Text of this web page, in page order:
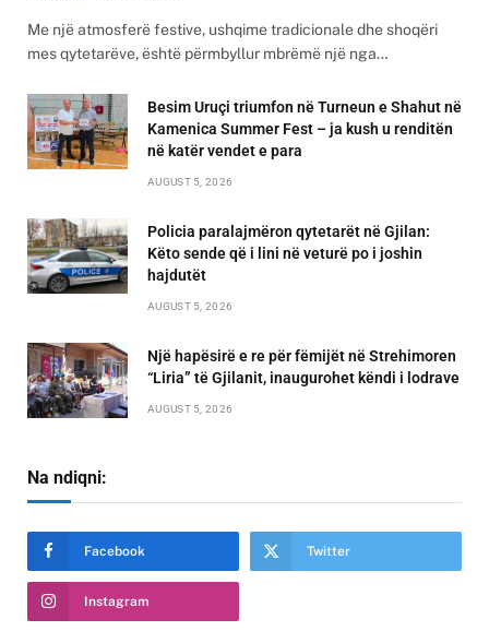
Me një atmosferë festive, ushqime tradicionale dhe shoqëri
mes qytetarëve, është përmbyllur mbrëmë një nga…
Besim Uruçi triumfon në Turneun e Shahut në
Kamenica Summer Fest – ja kush u renditën
në katër vendet e para
AUGUST 5, 2026
Policia paralajmëron qytetarët në Gjilan:
Këto sende që i lini në veturë po i joshin
hajdutët
AUGUST 5, 2026
Një hapësirë e re për fëmijët në Strehimoren
“Liria” të Gjilanit, inaugurohet këndi i lodrave
AUGUST 5, 2026
Na ndiqni:
Facebook Twitter
Instagram